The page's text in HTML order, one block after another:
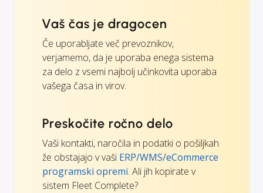
Vaš čas je dragocen
Če uporabljate več prevoznikov,
verjamemo, da je uporaba enega sistema
za delo z vsemi najbolj učinkovita uporaba
vašega časa in virov.
Preskočite ročno delo
Vaši kontakti, naročila in podatki o pošiljkah
že obstajajo v vaši ERP/WMS/eCommerce
programski opremi. Ali jih kopirate v
sistem Fleet Complete?